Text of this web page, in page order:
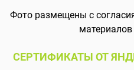
Фото размещены с
СЕРТИФИКАТЫ ОТ